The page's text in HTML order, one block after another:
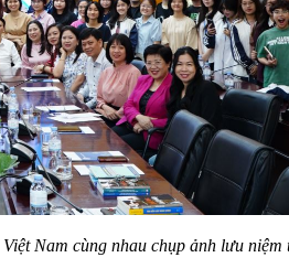
Nam cùng nhau chụp ảnh lưu